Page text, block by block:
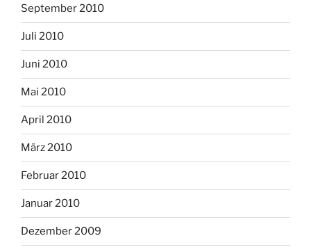
September 2010
Juli 2010
Juni 2010
Mai 2010
April 2010
März 2010
Februar 2010
Januar 2010
Dezember 2009